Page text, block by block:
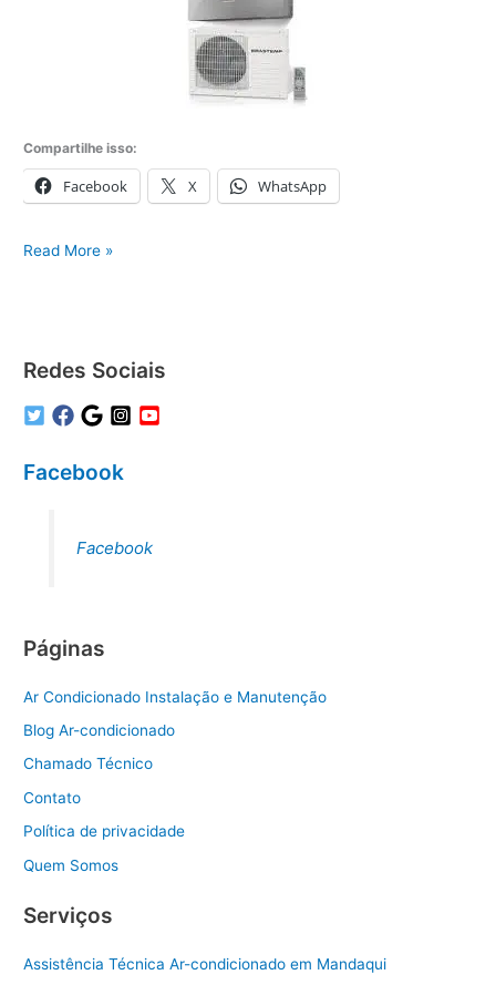
Compartilhe isso:
Facebook X WhatsApp
Assistência
Paulo
Read More »
Redes Sociais
Facebook
Facebook
Páginas
Ar Condicionado Instalação e Manutenção
Blog Ar-condicionado
Chamado Técnico
Contato
Política de privacidade
Quem Somos
Serviços
Assistência Técnica Ar-condicionado em Mandaqui